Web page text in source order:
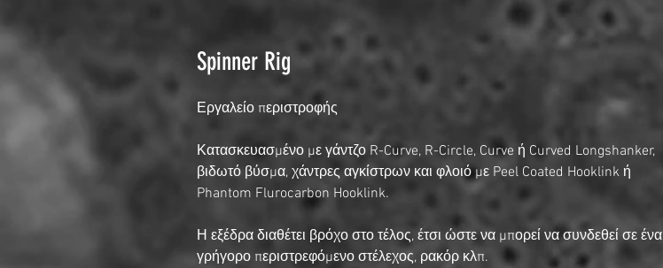
Spinner Rig
Εργαλείο περιστροφής
Κατασκευασμένο με γάντζο R-Curve, R-Circle, Curve ή Curved Longshanker,
βιδωτό βύσμα, χάντρες αγκίστρων και φλοιό με Peel Coated Hooklink ή
Phantom Flurocarbon Hooklink.
Η εξέδρα διαθέτει βρόχο στο τέλος, έτσι ώστε να μπορεί να συνδεθεί σε ένα
γρήγορο περιστρεφόμενο στέλεχος, ρακόρ κλπ.